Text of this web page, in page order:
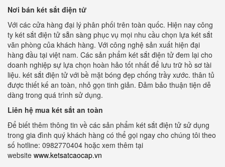
Nơi bán két sắt điện tử
Với các cửa hàng đại lý phân phối trên toàn quốc. Hiện nay công
ty két sắt điện tử sẵn sàng phục vụ mọi nhu cầu chọn lựa két sắt
văn phòng của khách hàng. Với công nghệ sản xuất hiện đại
hàng đầu tại việt nam. Các sản phẩm két sắt điện tử đem lại cho
doanh nghiệp sự lựa chọn hoàn hảo tốt nhất để lưu trữ hồ sơ tài
liệu. két sắt điện tử với bề mặt bóng đẹp chống trầy xước. thân tủ
được thiết kế an toàn, nhỏ gọn tinh giản. Đảm bảo thuận tiện dễ
dàng trong quá trình sử dụng.
Liên hệ mua két sắt an toàn
Để biết thêm thông tin về các sản phẩm két sắt điện tử sử dụng
trong gia đình quý khách hàng có thể gọi ngay cho chúng tôi theo
số hotline: 0982770404 hoặc xem thêm tại
website www.ketsatcaocap.vn